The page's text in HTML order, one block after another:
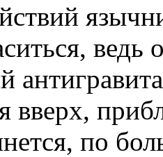
ведь
вверх,
по